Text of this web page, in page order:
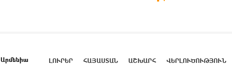
Արմենիա ԼՈՒՐԵՐ ՀԱՅԱՍՏԱՆ ԱՇԽԱՐՀ ՎԵՐԼՈՒԾՈՒԹՅՈՒՆ